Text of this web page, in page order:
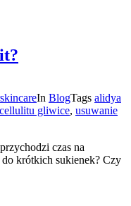
In BlogTags alidya
gliwice, usuwanie
czas na
do krótkich sukienek? Czy